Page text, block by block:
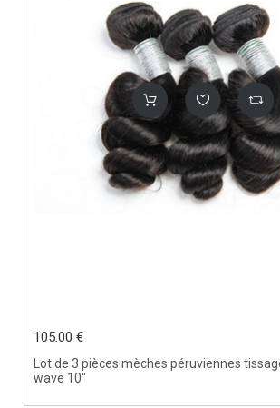
Lot de 3 pièces mèches péruviennes
wave 10"
105.00 €